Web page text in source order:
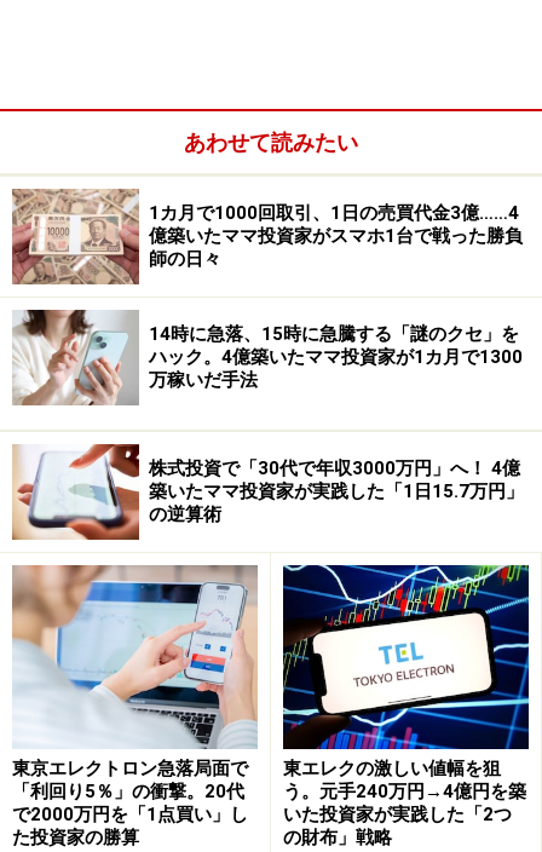
では、ヤフーの場合はどうだったのでしょうか。これま
での同社の業績が、どのように推移してきたのか確認し
てみましょう。
【創業時】1996年時点
売上高：63万円、営業利益：△5百万円
【IPO時】1997年時点
売上高：413百万円、営業利益：49百万円
【IPOから3年後】2000年時点
売上高：5695百万円、営業利益：2110百万円
ヤフーは創業時こそ赤字でしたが、翌年のIPO時点で黒
字を達成、営業利益率は11.9％となっています。（※営業
あわせて読みたい
1カ月で1000回取引、1日の売買代金3億……4
億築いたママ投資家がスマホ1台で戦った勝負
師の日々
14時に急落、15時に急騰する「謎のクセ」を
ハック。4億築いたママ投資家が1カ月で1300
万稼いだ手法
株式投資で「30代で年収3000万円」へ！ 4億
築いたママ投資家が実践した「1日15.7万円」
の逆算術
東京エレクトロン急落局面で
「利回り5％」の衝撃。20代
で2000万円を「1点買い」し
た投資家の勝算
東エレクの激しい値幅を狙
う。元手240万円→4億円を築
いた投資家が実践した「2つ
の財布」戦略